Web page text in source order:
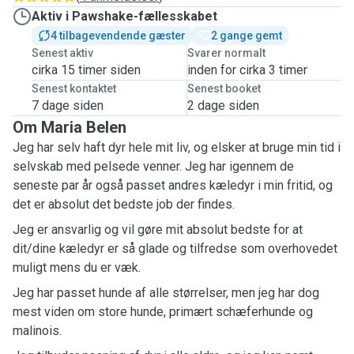
Aktiv i Pawshake-fællesskabet
4 tilbagevendende gæster
2 gange gemt
Senest aktiv
cirka 15 timer siden
Svarer normalt
inden for cirka 3 timer
Senest kontaktet
7 dage siden
Senest booket
2 dage siden
Om Maria Belen
Jeg har selv haft dyr hele mit liv, og elsker at bruge min tid i
selvskab med pelsede venner. Jeg har igennem de
seneste par år også passet andres kæledyr i min fritid, og
det er absolut det bedste job der findes.
Jeg er ansvarlig og vil gøre mit absolut bedste for at
dit/dine kæledyr er så glade og tilfredse som overhovedet
muligt mens du er væk.
Jeg har passet hunde af alle størrelser, men jeg har dog
mest viden om store hunde, primært schæferhunde og
malinois.